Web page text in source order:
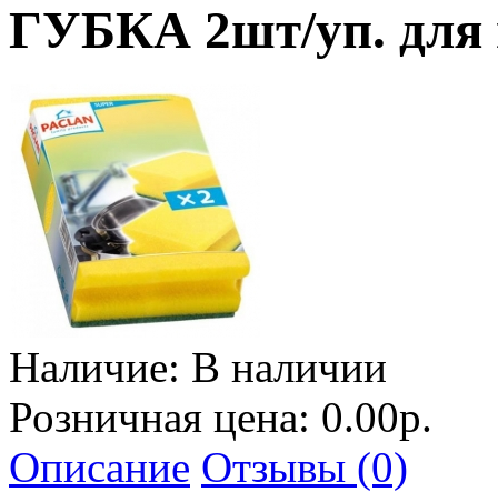
ГУБКА 2шт/уп. для
Наличие: В наличии
Розничная цена: 0.00р.
Описание Отзывы (0)